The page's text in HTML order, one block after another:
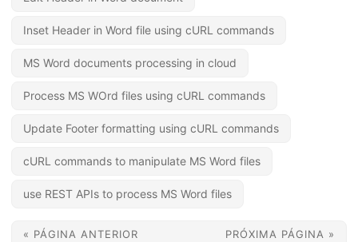
Inset Header in Word file using cURL commands
MS Word documents processing in cloud
Process MS WOrd files using cURL commands
Update Footer formatting using cURL commands
cURL commands to manipulate MS Word files
use REST APIs to process MS Word files
« PÁGINA ANTERIOR PRÓXIMA PÁGINA »